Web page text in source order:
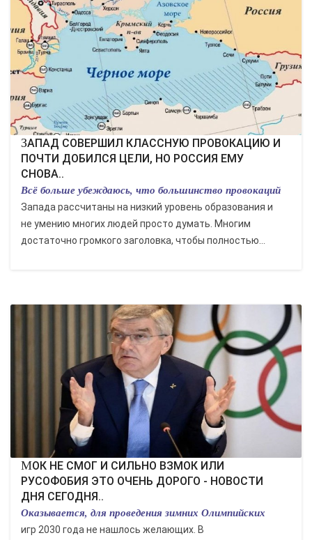
ЗАПАД СОВЕРШИЛ КЛАССНУЮ ПРОВОКАЦИЮ И
ПОЧТИ ДОБИЛСЯ ЦЕЛИ, НО РОССИЯ ЕМУ
СНОВА..
Всё больше убеждаюсь, что большинство провокаций
Запада рассчитаны на низкий уровень образования и
не умению многих людей просто думать. Многим
достаточно громкого заголовка, чтобы полностью...
МОК НЕ СМОГ И СИЛЬНО ВЗМОК ИЛИ
РУСОФОБИЯ ЭТО ОЧЕНЬ ДОРОГО - НОВОСТИ
ДНЯ СЕГОДНЯ..
Оказывается, для проведения зимних Олимпийских
игр 2030 года не нашлось желающих. В